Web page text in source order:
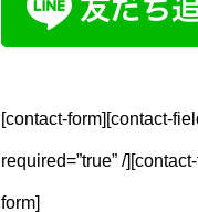
[contact-form][contact-
required=”true” /
form]